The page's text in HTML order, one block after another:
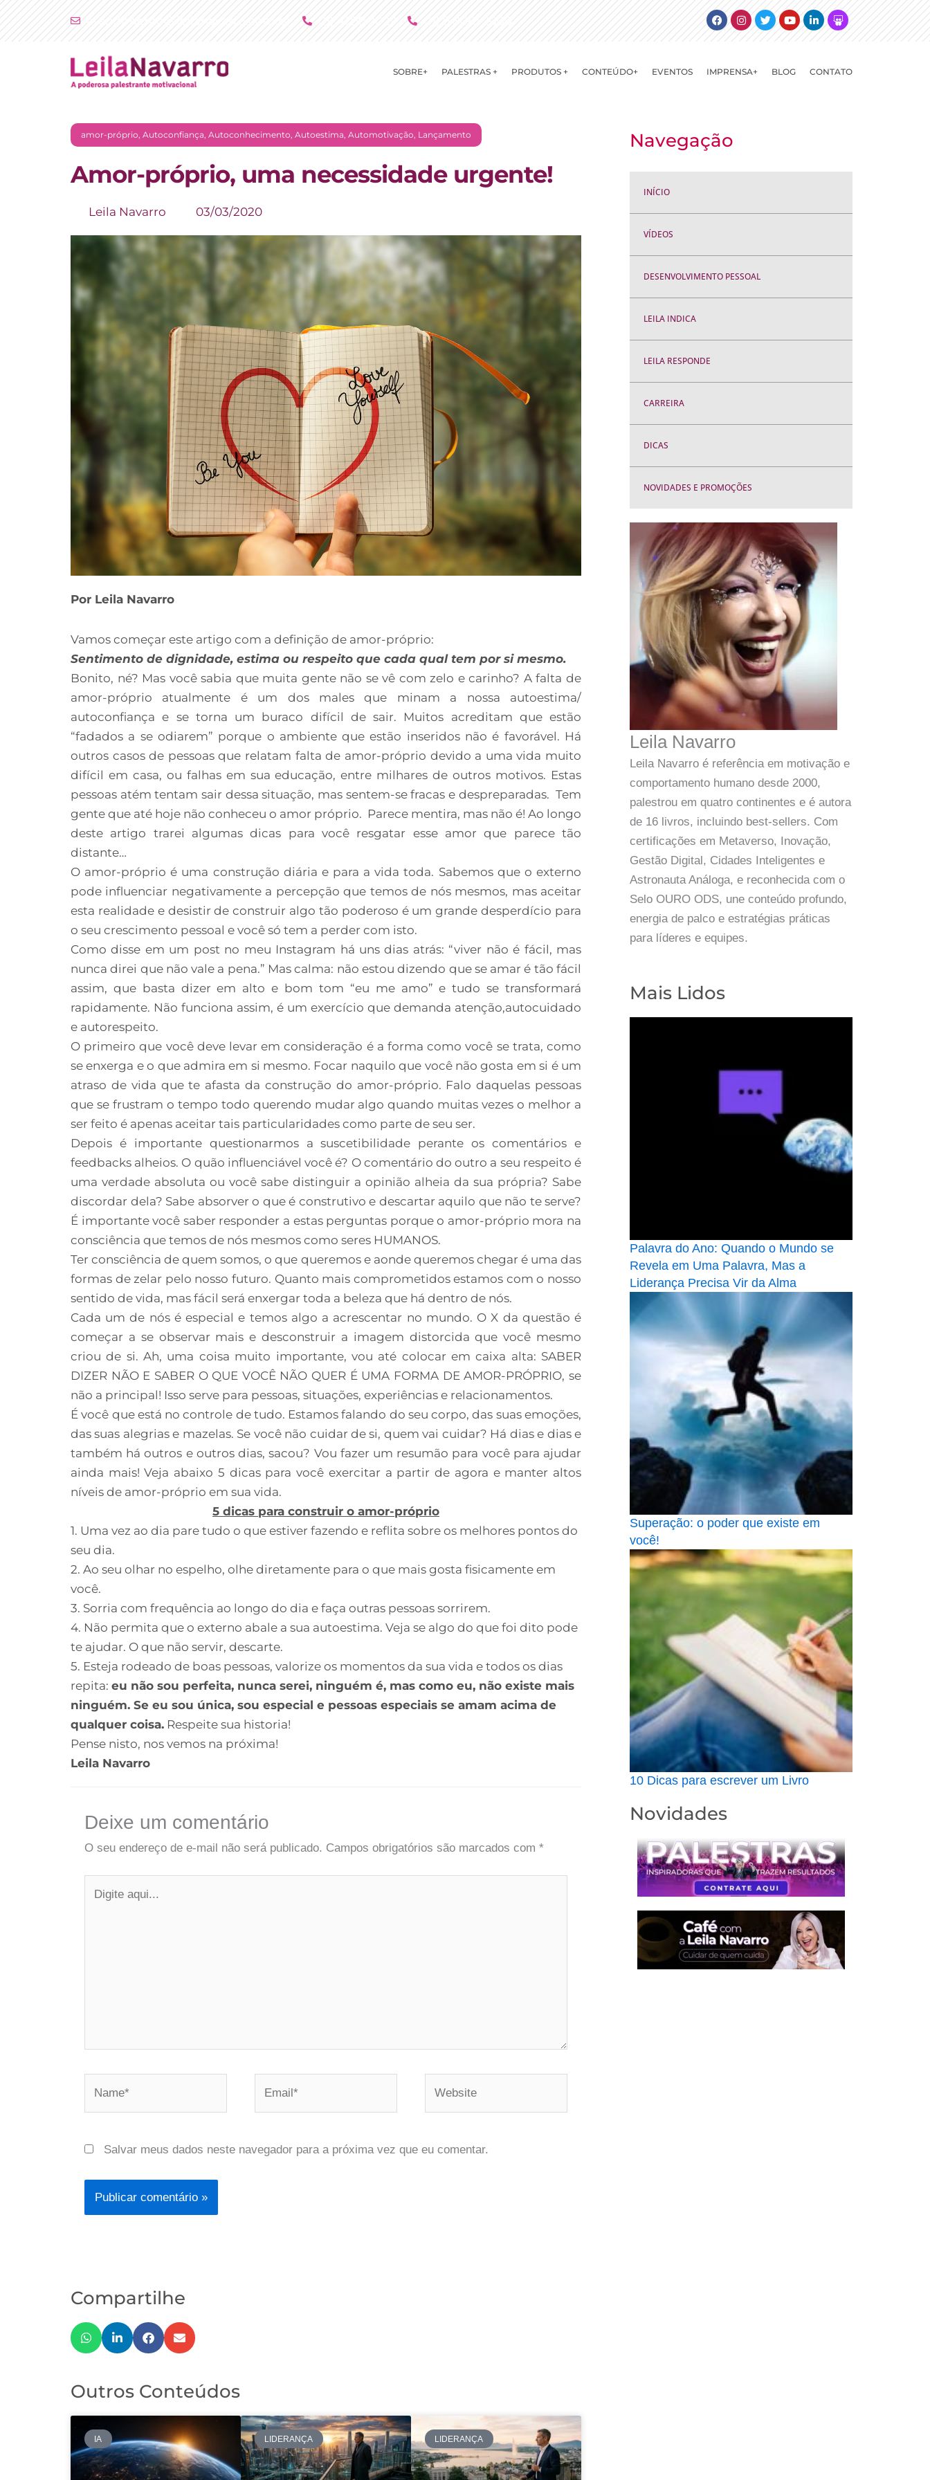
FacebookInstagram
TwitterYoutubeLinkedinSlideshare
SOBRE+ PALESTRAS + PRODUTOS + CONTEÚDO+ EVENTOS IMPRENSA+ BLOG CONTATO
amor-próprio, Autoconfiança, Autoconhecimento, Autoestima, Automotivação, Lançamento
Amor-próprio, uma necessidade urgente!
Leila Navarro 03/03/2020
Por Leila Navarro
Vamos começar este artigo com a definição de amor-próprio:
Sentimento de dignidade, estima ou respeito que cada qual tem por si mesmo.
Bonito, né? Mas você sabia que muita gente não se vê com zelo e carinho? A falta de
amor-próprio atualmente é um dos males que minam a nossa autoestima/
autoconfiança e se torna um buraco difícil de sair. Muitos acreditam que estão
“fadados a se odiarem” porque o ambiente que estão inseridos não é favorável. Há
outros casos de pessoas que relatam falta de amor-próprio devido a uma vida muito
difícil em casa, ou falhas em sua educação, entre milhares de outros motivos. Estas
pessoas atém tentam sair dessa situação, mas sentem-se fracas e despreparadas. Tem
gente que até hoje não conheceu o amor próprio. Parece mentira, mas não é! Ao longo
deste artigo trarei algumas dicas para você resgatar esse amor que parece tão
distante…
O amor-próprio é uma construção diária e para a vida toda. Sabemos que o externo
pode influenciar negativamente a percepção que temos de nós mesmos, mas aceitar
esta realidade e desistir de construir algo tão poderoso é um grande desperdício para
o seu crescimento pessoal e você só tem a perder com isto.
Como disse em um post no meu Instagram há uns dias atrás: “viver não é fácil, mas
nunca direi que não vale a pena.” Mas calma: não estou dizendo que se amar é tão fácil
assim, que basta dizer em alto e bom tom “eu me amo” e tudo se transformará
rapidamente. Não funciona assim, é um exercício que demanda atenção,autocuidado
e autorespeito.
O primeiro que você deve levar em consideração é a forma como você se trata, como
se enxerga e o que admira em si mesmo. Focar naquilo que você não gosta em si é um
atraso de vida que te afasta da construção do amor-próprio. Falo daquelas pessoas
que se frustram o tempo todo querendo mudar algo quando muitas vezes o melhor a
ser feito é apenas aceitar tais particularidades como parte de seu ser.
Depois é importante questionarmos a suscetibilidade perante os comentários e
feedbacks alheios. O quão influenciável você é? O comentário do outro a seu respeito é
uma verdade absoluta ou você sabe distinguir a opinião alheia da sua própria? Sabe
discordar dela? Sabe absorver o que é construtivo e descartar aquilo que não te serve?
É importante você saber responder a estas perguntas porque o amor-próprio mora na
consciência que temos de nós mesmos como seres HUMANOS.
Ter consciência de quem somos, o que queremos e aonde queremos chegar é uma das
formas de zelar pelo nosso futuro. Quanto mais comprometidos estamos com o nosso
sentido de vida, mas fácil será enxergar toda a beleza que há dentro de nós.
Cada um de nós é especial e temos algo a acrescentar no mundo. O X da questão é
começar a se observar mais e desconstruir a imagem distorcida que você mesmo
criou de si. Ah, uma coisa muito importante, vou até colocar em caixa alta: SABER
DIZER NÃO E SABER O QUE VOCÊ NÃO QUER É UMA FORMA DE AMOR-PRÓPRIO, se
não a principal! Isso serve para pessoas, situações, experiências e relacionamentos.
É você que está no controle de tudo. Estamos falando do seu corpo, das suas emoções,
das suas alegrias e mazelas. Se você não cuidar de si, quem vai cuidar? Há dias e dias e
também há outros e outros dias, sacou? Vou fazer um resumão para você para ajudar
ainda mais! Veja abaixo 5 dicas para você exercitar a partir de agora e manter altos
níveis de amor-próprio em sua vida.
5 dicas para construir o amor-próprio
1. Uma vez ao dia pare tudo o que estiver fazendo e reflita sobre os melhores pontos do
seu dia.
2. Ao seu olhar no espelho, olhe diretamente para o que mais gosta fisicamente em
você.
3. Sorria com frequência ao longo do dia e faça outras pessoas sorrirem.
4. Não permita que o externo abale a sua autoestima. Veja se algo do que foi dito pode
te ajudar. O que não servir, descarte.
5. Esteja rodeado de boas pessoas, valorize os momentos da sua vida e todos os dias
repita: eu não sou perfeita, nunca serei, ninguém é, mas como eu, não existe mais
ninguém. Se eu sou única, sou especial e pessoas especiais se amam acima de
qualquer coisa. Respeite sua historia!
Pense nisto, nos vemos na próxima!
Leila Navarro
Deixe um comentário
O seu endereço de e-mail não será publicado. Campos obrigatórios são marcados com *
aqui...
Salvar meus dados neste navegador para a próxima vez que eu comentar.
Compartilhe
Outros Conteúdos
IA LIDERANÇA LIDERANÇA
Navegação
INÍCIO
VÍDEOS
DESENVOLVIMENTO PESSOAL
LEILA INDICA
LEILA RESPONDE
CARREIRA
DICAS
NOVIDADES E PROMOÇÕES
Leila Navarro
Leila Navarro é referência em motivação e
comportamento humano desde 2000,
palestrou em quatro continentes e é autora
de 16 livros, incluindo best-sellers. Com
certificações em Metaverso, Inovação,
Gestão Digital, Cidades Inteligentes e
Astronauta Análoga, e reconhecida com o
Selo OURO ODS, une conteúdo profundo,
energia de palco e estratégias práticas
para líderes e equipes.
Mais Lidos
Palavra do Ano: Quando o Mundo se
Revela em Uma Palavra, Mas a
Liderança Precisa Vir da Alma
Superação: o poder que existe em
você!
10 Dicas para escrever um Livro
Novidades